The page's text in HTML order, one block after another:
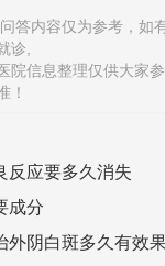
答内容仅为参考，如
诊,
院信息整理仅供大家
！
反应要多久消失
成分
外阴白斑多久有效